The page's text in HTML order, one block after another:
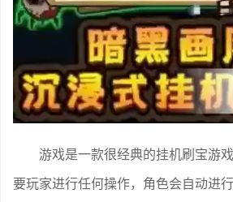
游戏是一款很经典的挂机刷宝游
要玩家进行任何操作，角色会自动进